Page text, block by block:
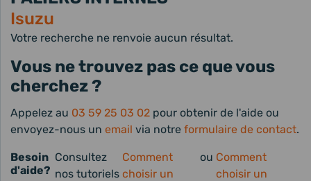
Isuzu
Votre recherche ne renvoie aucun résultat.
Vous ne trouvez pas ce que vous
cherchez ?
Appelez au 03 59 25 03 02 pour obtenir de l'aide ou
envoyez-nous un email via notre formulaire de contact.
Besoin
d'aide?
Consultez
nos tutoriels
Comment
choisir un
ou Comment
choisir un